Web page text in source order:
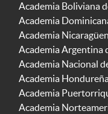
Academia Boliviana
Academia
Academia
Academia Argentina
Academia Nacional
Academia
Academia
Academia